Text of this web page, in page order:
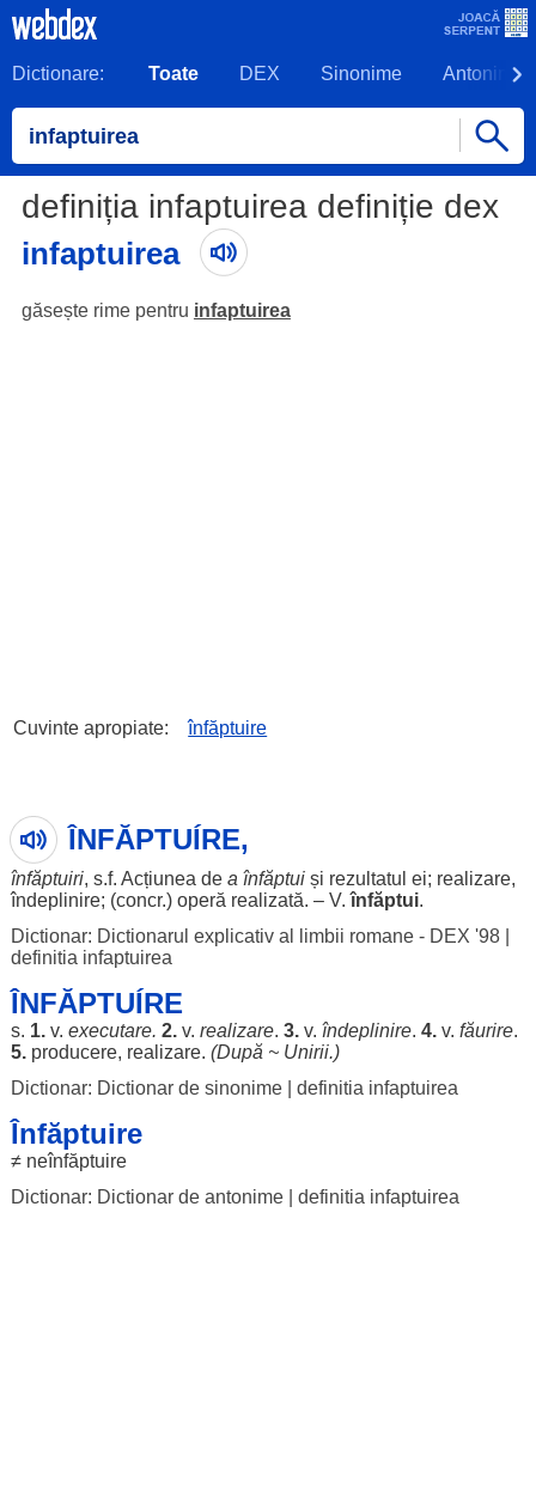
Dictionare: Toate DEX Sinonime Antonime
definiția infaptuirea definiție dex
infaptuirea
găsește rime pentru infaptuirea
Cuvinte apropiate: înfăptuire
ÎNFĂPTUÍRE,
înfăptuiri, s.f. Acțiunea de a înfăptuiși rezultatul ei; realizare,
îndeplinire; (concr.) operă realizată. – V.înfăptui.
Dictionar: Dictionarul explicativ al limbii romane - DEX '98|
definitia infaptuirea
ÎNFĂPTUÍRE
s. 1.v. executare. 2.v. realizare. 3.v. îndeplinire. 4.v. făurire.
5. producere, realizare. (După ~ Unirii.)
Dictionar: Dictionar de sinonime| definitia infaptuirea
Înfăptuire
≠ neînfăptuire
Dictionar: Dictionar de antonime| definitia infaptuirea